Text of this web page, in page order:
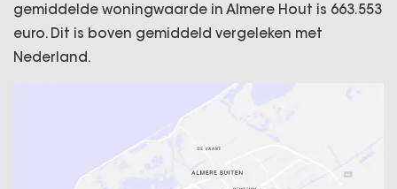
gemiddelde woningwaarde in Almere Hout is 663.553
euro. Dit is boven gemiddeld vergeleken met
Nederland.